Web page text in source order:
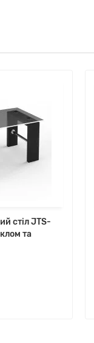
стіл JTS-
та